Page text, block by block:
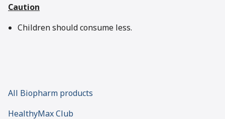
Caution
Children should consume less.
All Biopharm products
HealthyMax Club